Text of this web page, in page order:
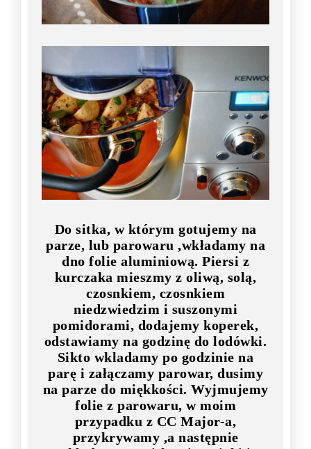
Do sitka, w którym gotujemy na
parze, lub parowaru ,wkładamy na
dno folie aluminiową. Piersi z
kurczaka mieszmy z oliwą, solą,
czosnkiem, czosnkiem
niedzwiedzim i suszonymi
pomidorami, dodajemy koperek,
odstawiamy na godzinę do lodówki.
Sikto wkladamy po godzinie na
parę i załączamy parowar, dusimy
na parze do miękkości. Wyjmujemy
folie z parowaru, w moim
przypadku z CC Major-a,
przykrywamy ,a następnie